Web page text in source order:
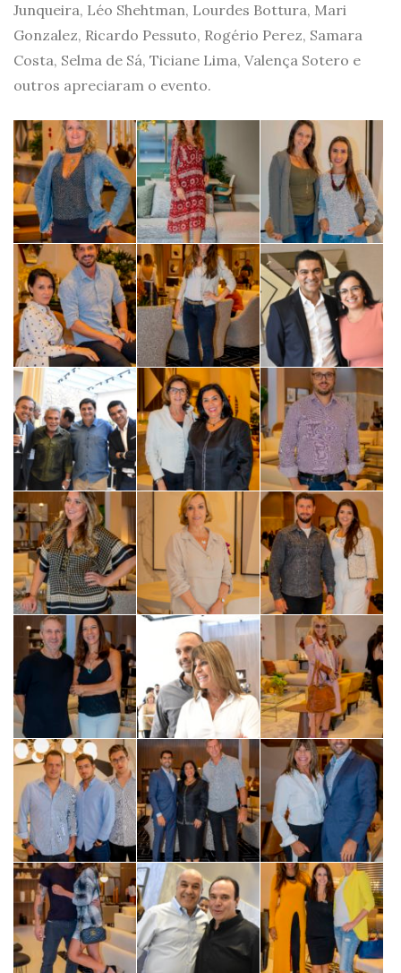
Junqueira, Léo Shehtman, Lourdes Bottura, Mari
Gonzalez, Ricardo Pessuto, Rogério Perez, Samara
Costa, Selma de Sá, Ticiane Lima, Valença Sotero e
outros apreciaram o evento.